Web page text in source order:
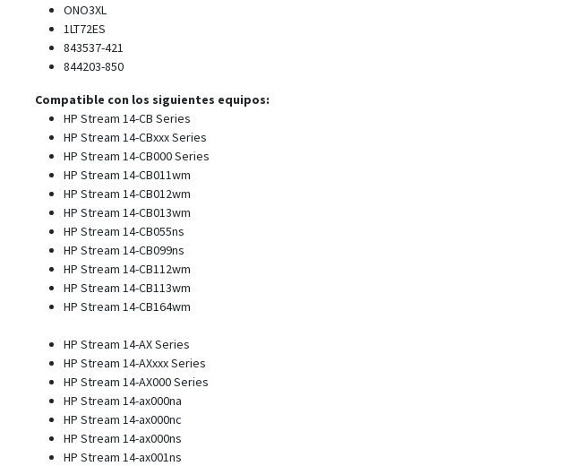
ONO3XL
1LT72ES
843537-421
844203-850
Compatible con los siguientes equipos:
HP Stream 14-CB Series
HP Stream 14-CBxxx Series
HP Stream 14-CB000 Series
HP Stream 14-CB011wm
HP Stream 14-CB012wm
HP Stream 14-CB013wm
HP Stream 14-CB055ns
HP Stream 14-CB099ns
HP Stream 14-CB112wm
HP Stream 14-CB113wm
HP Stream 14-CB164wm
HP Stream 14-AX Series
HP Stream 14-AXxxx Series
HP Stream 14-AX000 Series
HP Stream 14-ax000na
HP Stream 14-ax000nc
HP Stream 14-ax000ns
HP Stream 14-ax001ns